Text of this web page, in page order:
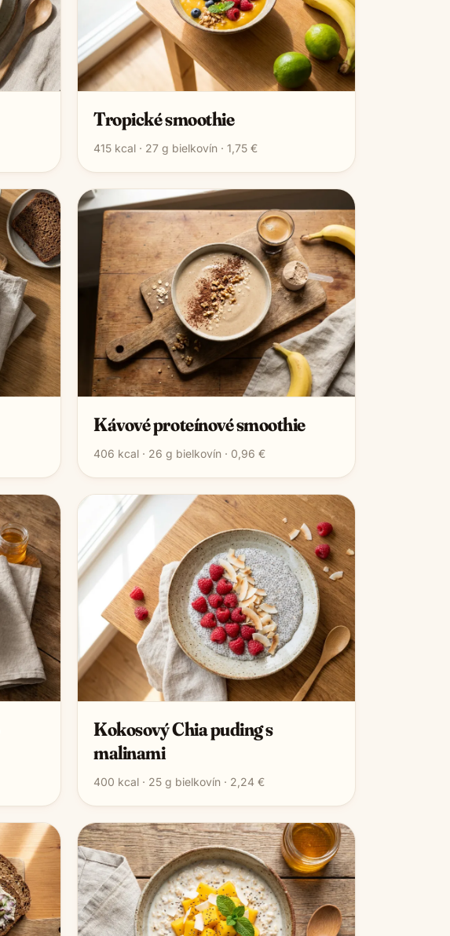
Tropické smoothie
415 kcal · 27 g bielkovín ·1,75 €
Kávové proteínové smoothie
406 kcal · 26 g bielkovín · 0,96 €
Kokosový Chia puding s
malinami
400 kcal · 25 g bielkovín · 2,24 €